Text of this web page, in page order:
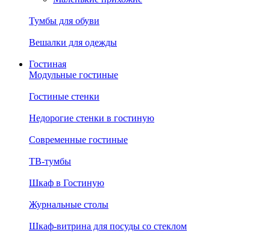
Тумбы для обуви
Вешалки для одежды
Гостиная
Модульные гостиные
Гостиные стенки
Недорогие стенки в гостиную
Современные гостиные
ТВ-тумбы
Шкаф в Гостиную
Журнальные столы
Шкаф-витрина для посуды со стеклом